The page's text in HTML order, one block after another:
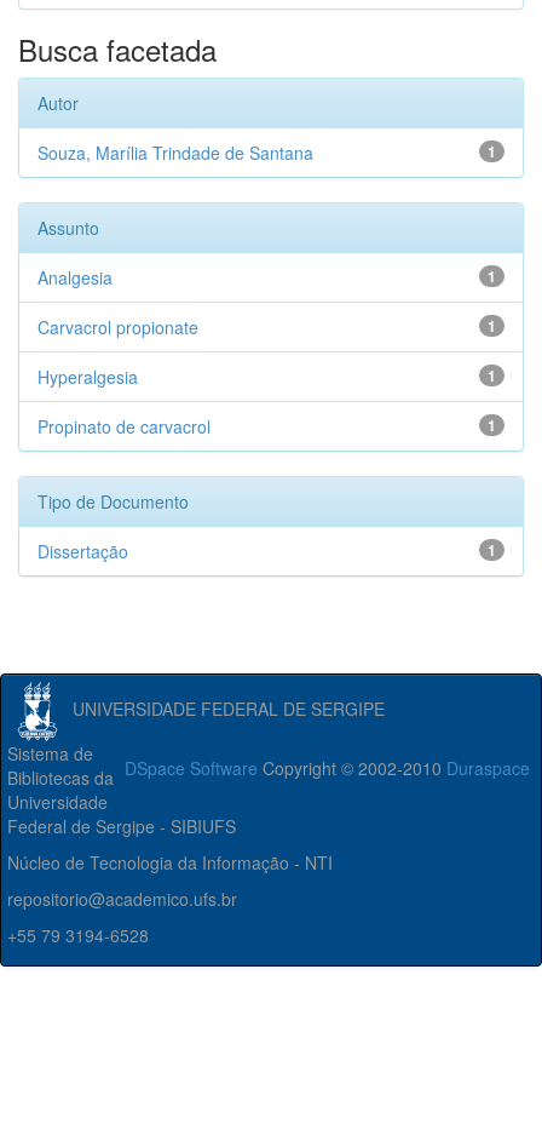
Busca facetada
Autor
1
Souza, Marília Trindade de Santana
Assunto
1
Analgesia
1
Carvacrol propionate
1
Hyperalgesia
1
Propinato de carvacrol
Tipo de Documento
1
Dissertação
UNIVERSIDADE FEDERAL DE SERGIPE
DSpace Software Copyright © 2002-2010 Duraspace
Sistema de
Bibliotecas da
Universidade
Federal de Sergipe - SIBIUFS
Núcleo de Tecnologia da Informação - NTI
repositorio@academico.ufs.br
+55 79 3194-6528